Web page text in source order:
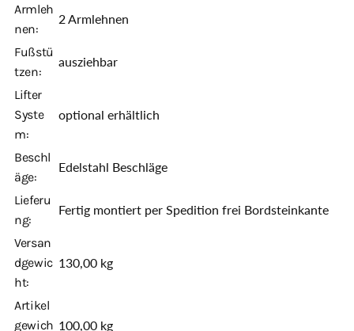
Armleh
nen:
2 Armlehnen
Fußstü
tzen:
ausziehbar
Lifter
Syste
m:
optional erhältlich
Beschl
äge:
Edelstahl Beschläge
Lieferu
ng:
Fertig montiert per Spedition frei Bordsteinkante
Versan
dgewic
ht:
130,00 kg
Artikel
gewich 100,00 kg